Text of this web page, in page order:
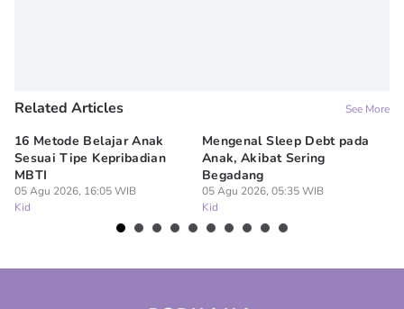
Related Articles See More
16 Metode Belajar Anak
Sesuai Tipe Kepribadian
MBTI
05 Agu 2026, 16:05 WIB
Kid
Mengenal Sleep Debt pada
Anak, Akibat Sering
Begadang
05 Agu 2026, 05:35 WIB
Kid